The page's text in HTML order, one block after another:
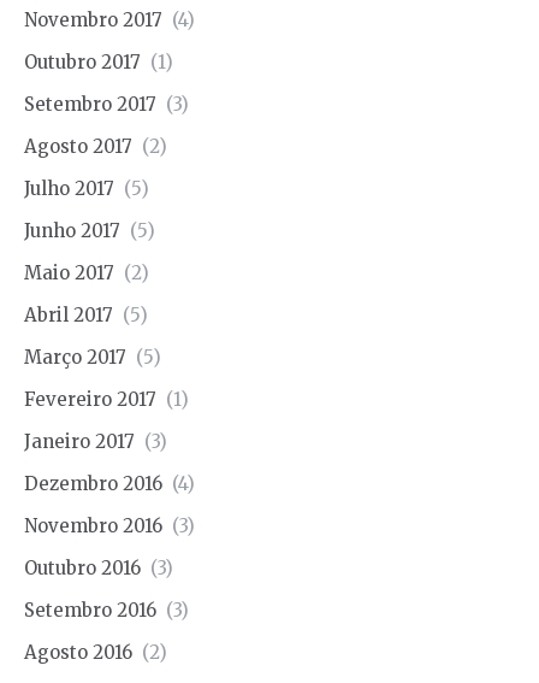
Novembro 2017 (4)
Outubro 2017 (1)
Setembro 2017 (3)
Agosto 2017 (2)
Julho 2017 (5)
Junho 2017 (5)
Maio 2017 (2)
Abril 2017 (5)
Março 2017 (5)
Fevereiro 2017 (1)
Janeiro 2017 (3)
Dezembro 2016 (4)
Novembro 2016 (3)
Outubro 2016 (3)
Setembro 2016 (3)
Agosto 2016 (2)